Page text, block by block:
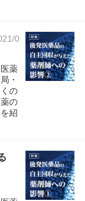
0
薬
・
の
の
紹